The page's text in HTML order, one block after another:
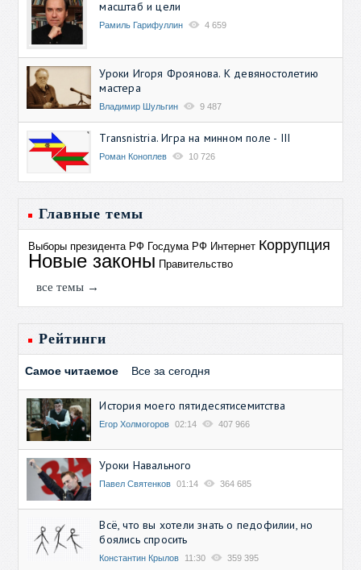
масштаб и цели
Рамиль Гарифуллин 4 659
Уроки Игоря Фроянова. К девяностолетию
мастера
Владимир Шульгин 9 487
Transnistria. Игра на минном поле - III
Роман Коноплев 10 726
Главные темы
Выборы президента РФ Госдума РФ Интернет Коррупция
Новые законы Правительство
все темы →
Рейтинги
Самое читаемое Все за сегодня
История моего пятидесятисемитства
Егор Холмогоров 02:14 407 966
Уроки Навального
Павел Святенков 01:14 364 685
Всё, что вы хотели знать о педофилии, но
боялись спросить
Константин Крылов 11:30 359 395